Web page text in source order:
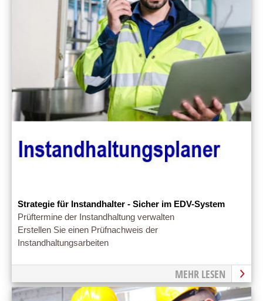
Strategie für Instandhalter - Sicher im EDV-System
Prüftermine der Instandhaltung verwalten
Erstellen Sie einen Prüfnachweis der
Instandhaltungsarbeiten
MEHR LESEN